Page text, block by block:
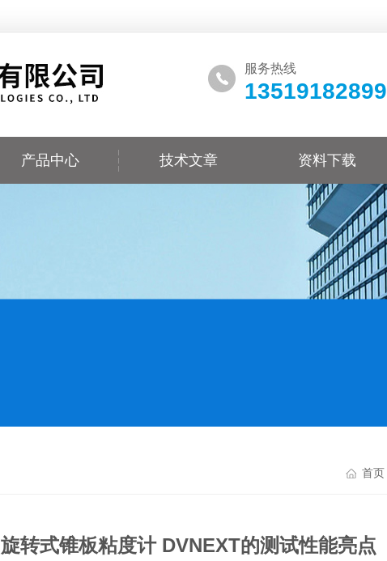
服务热线
13519182899
产品中心 技术文章 资料下载
首页
旋转式锥板粘度计 DVNEXT的测试性能亮点